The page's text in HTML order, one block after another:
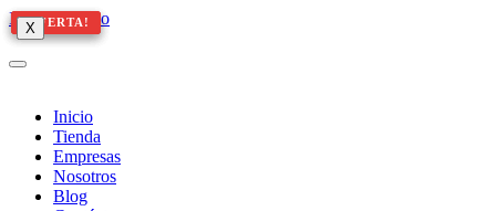
Ir al contenido
Inicio
Tienda
Empresas
Nosotros
Blog
X
X
X
¡OFERTA!
¡OFERTA!
¡OFERTA!
¡OFERTA!